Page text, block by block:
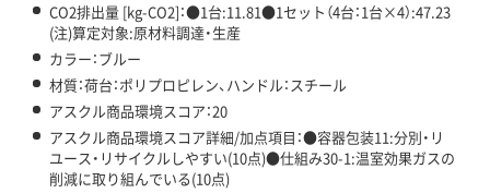
CO2排出量 [kg-CO2]：●1台:11.81●1セット（4台：1台×4）:47.23
(注)算定対象:原材料調達・生産
カラー：ブルー
材質：荷台：ポリプロピレン、ハンドル：スチール
アスクル商品環境スコア：20
アスクル商品環境スコア詳細/加点項目：●容器包装11:分別・リ
ユース・リサイクルしやすい(10点)●仕組み30-1:温室効果ガスの
削減に取り組んでいる(10点)